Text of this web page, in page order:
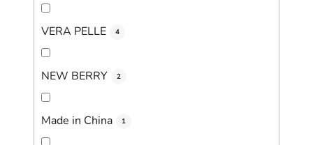
VERA PELLE 4
NEW BERRY 2
Made in China 1